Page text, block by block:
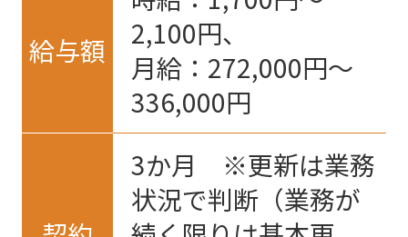
給与額
2,100円、
月給：272,000円～
336,000円
3か月 ※更新は業務
状況で判断（業務が